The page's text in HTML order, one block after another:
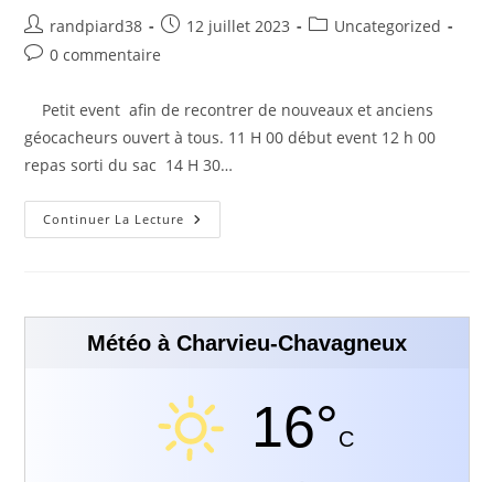
randpiard38 12 juillet 2023
Uncategorized
0 commentaire
Petit event afin de recontrer de nouveaux et anciens
géocacheurs ouvert à tous. 11 H 00 début event 12 h 00
repas sorti du sac 14 H 30…
Continuer La Lecture
Météo à Charvieu-Chavagneux
16°C